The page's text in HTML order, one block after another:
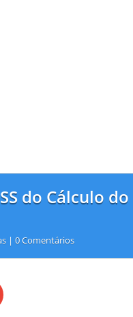
do Cálculo do
| 0 Comentários